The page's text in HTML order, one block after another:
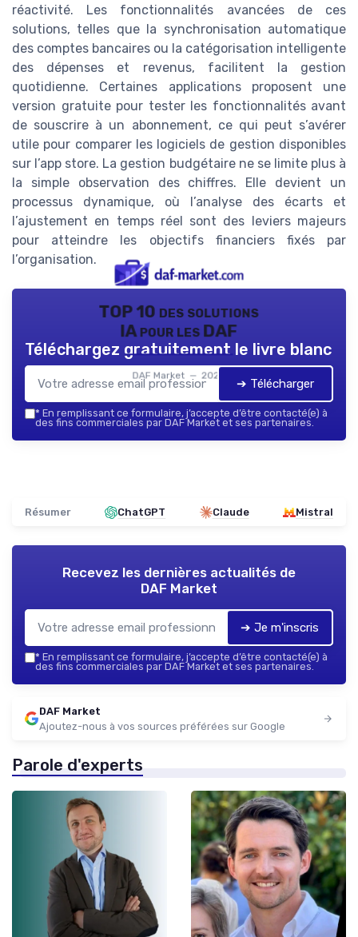
réactivité. Les fonctionnalités avancées de ces
solutions, telles que la synchronisation automatique
des comptes bancaires ou la catégorisation intelligente
des dépenses et revenus, facilitent la gestion
quotidienne. Certaines applications proposent une
version gratuite pour tester les fonctionnalités avant
de souscrire à un abonnement, ce qui peut s’avérer
utile pour comparer les logiciels de gestion disponibles
sur l’app store. La gestion budgétaire ne se limite plus à
la simple observation des chiffres. Elle devient un
processus dynamique, où l’analyse des écarts et
l’ajustement en temps réel sont des leviers majeurs
pour atteindre les objectifs financiers fixés par
l’organisation.
TOP 10 des solutions
IA pour les DAF
DAF Market — 2026
Téléchargez gratuitement le livre blanc
➔ Télécharger
* En remplissant ce formulaire, j’accepte d’être contacté(e) à
des fins commerciales par DAF Market et ses partenaires.
Résumer ChatGPT Claude Mistral
Recevez les dernières actualités de
DAF Market
➔ Je m'inscris
* En remplissant ce formulaire, j’accepte d’être contacté(e) à
des fins commerciales par DAF Market et ses partenaires.
DAF Market
Ajoutez-nous à vos sources préférées sur Google
Parole d'experts